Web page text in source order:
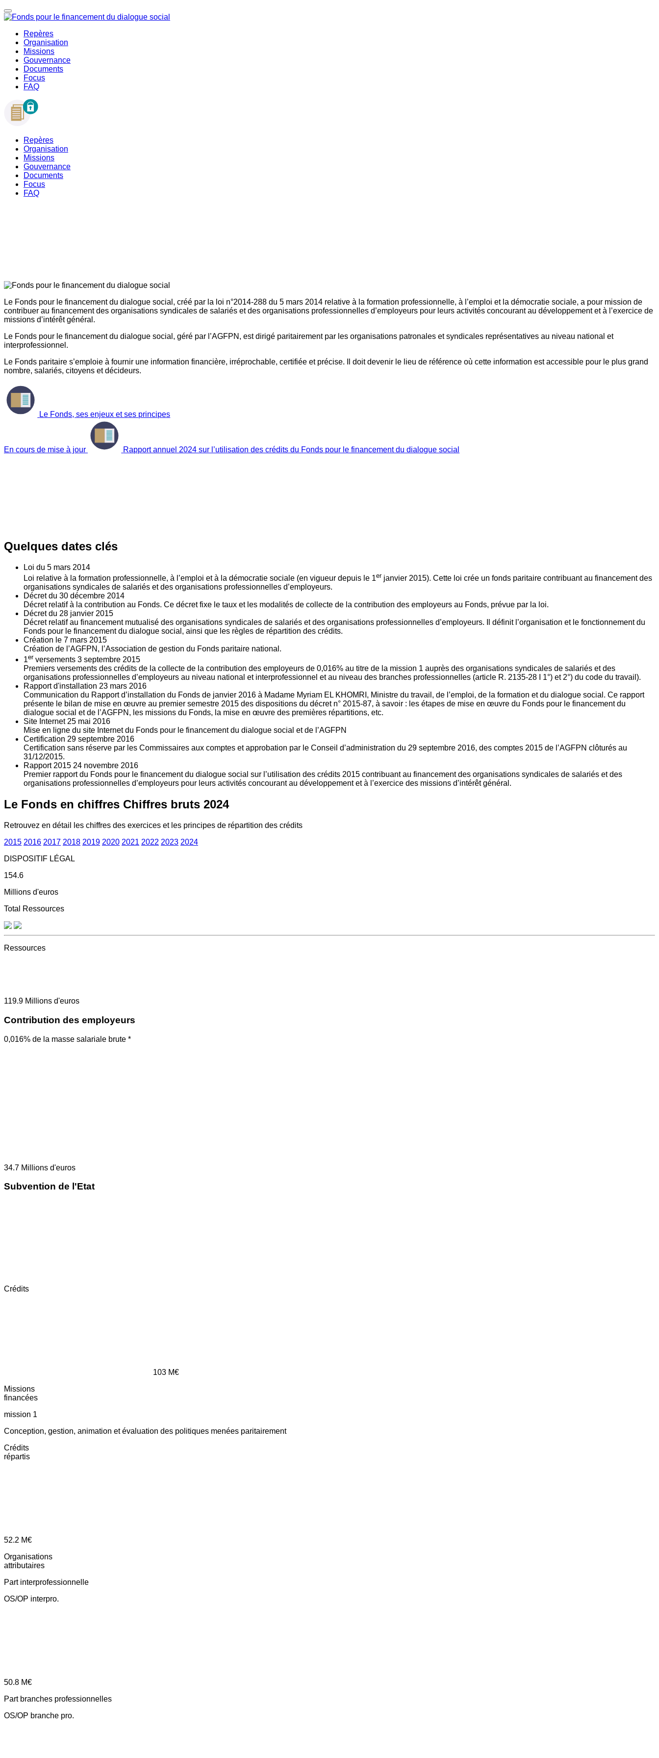
Repères
Organisation
Missions
Gouvernance
Documents
Focus
FAQ
Repères
Organisation
Missions
Gouvernance
Documents
Focus
FAQ
Le Fonds pour le financement du dialogue social, créé par la loi n°2014-288 du 5 mars 2014 relative à la formation professionnelle, à l’emploi et la démocratie sociale, a pour mission de
contribuer au financement des organisations syndicales de salariés et des organisations professionnelles d’employeurs pour leurs activités concourant au développement et à l’exercice de
missions d’intérêt général.
Le Fonds pour le financement du dialogue social, géré par l’AGFPN, est dirigé paritairement par les organisations patronales et syndicales représentatives au niveau national et
interprofessionnel.
Le Fonds paritaire s’emploie à fournir une information financière, irréprochable, certifiée et précise. Il doit devenir le lieu de référence où cette information est accessible pour le plus grand
nombre, salariés, citoyens et décideurs.
Le Fonds, ses enjeux et ses principes
En cours de mise à jour Rapport annuel 2024 sur l’utilisation des crédits du Fonds pour le financement du dialogue social
Quelques dates clés
Loi du 5 mars 2014
Loi relative à la formation professionnelle, à l’emploi et à la démocratie sociale (en vigueur depuis le 1er janvier 2015). Cette loi crée un fonds paritaire contribuant au financement des
organisations syndicales de salariés et des organisations professionnelles d’employeurs.
Décret du 30 décembre 2014
Décret relatif à la contribution au Fonds. Ce décret fixe le taux et les modalités de collecte de la contribution des employeurs au Fonds, prévue par la loi.
Décret du 28 janvier 2015
Décret relatif au financement mutualisé des organisations syndicales de salariés et des organisations professionnelles d’employeurs. Il définit l’organisation et le fonctionnement du
Fonds pour le financement du dialogue social, ainsi que les règles de répartition des crédits.
Création le 7 mars 2015
Création de l’AGFPN, l’Association de gestion du Fonds paritaire national.
1er versements 3 septembre 2015
Premiers versements des crédits de la collecte de la contribution des employeurs de 0,016% au titre de la mission 1 auprès des organisations syndicales de salariés et des
organisations professionnelles d’employeurs au niveau national et interprofessionnel et au niveau des branches professionnelles (article R. 2135‐28 I 1°) et 2°) du code du travail).
Rapport d'installation 23 mars 2016
Communication du Rapport d’installation du Fonds de janvier 2016 à Madame Myriam EL KHOMRI, Ministre du travail, de l’emploi, de la formation et du dialogue social. Ce rapport
présente le bilan de mise en œuvre au premier semestre 2015 des dispositions du décret n° 2015-87, à savoir : les étapes de mise en œuvre du Fonds pour le financement du
dialogue social et de l’AGFPN, les missions du Fonds, la mise en œuvre des premières répartitions, etc.
Site Internet 25 mai 2016
Mise en ligne du site Internet du Fonds pour le financement du dialogue social et de l’AGFPN
Certification 29 septembre 2016
Certification sans réserve par les Commissaires aux comptes et approbation par le Conseil d’administration du 29 septembre 2016, des comptes 2015 de l’AGFPN clôturés au
31/12/2015.
Rapport 2015 24 novembre 2016
Premier rapport du Fonds pour le financement du dialogue social sur l’utilisation des crédits 2015 contribuant au financement des organisations syndicales de salariés et des
organisations professionnelles d’employeurs pour leurs activités concourant au développement et à l’exercice des missions d’intérêt général.
Le Fonds en chiffres Chiffres bruts 2024
Retrouvez en détail les chiffres des exercices et les principes de répartition des crédits
2015 2016 2017 2018 2019 2020 2021 2022 2023 2024
DISPOSITIF LÉGAL
154.6
Millions d'euros
Total Ressources
Ressources
119.9 Millions d'euros
Contribution des employeurs
0,016% de la masse salariale brute *
34.7 Millions d'euros
Subvention de l'Etat
Crédits
103 M€
Missions
financées
mission 1
Conception, gestion, animation et évaluation des politiques menées paritairement
Crédits
répartis
52.2 M€
Organisations
attributaires
Part interprofessionnelle
OS/OP interpro.
50.8 M€
Part branches professionnelles
OS/OP branche pro.